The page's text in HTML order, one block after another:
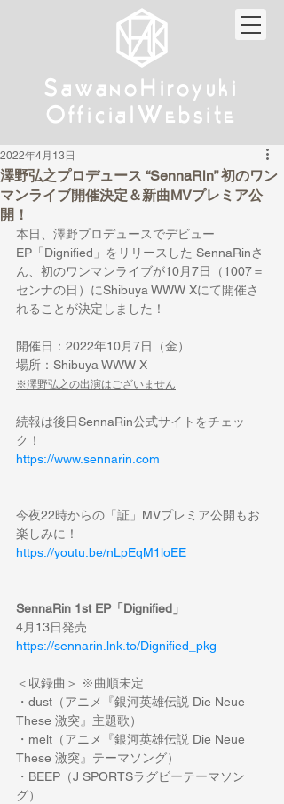
Sa wanoHiroyuki
Official W ebsite
Sa wanoHiroyuki
Official W ebsite
澤野弘之プロデュース “SennaRin” 初のワン
マンライブ開催決定＆新曲MVプレミア公
開！
2022年4月13日
本日、澤野プロデュースでデビュー
EP「Dignified」をリリースした SennaRinさ
ん、初のワンマンライブが10月7日（1007＝
センナの日）にShibuya WWW Xにて開催さ
れることが決定しました！
開催日：2022年10月7日（金）
場所：Shibuya WWW X
※澤野弘之の出演はございません
続報は後日SennaRin公式サイトをチェッ
ク！
https://www.sennarin.com
今夜22時からの「証」MVプレミア公開もお
楽しみに！
https://youtu.be/nLpEqM1loEE
SennaRin 1st EP「Dignified」
4月13日発売
https://sennarin.lnk.to/Dignified_pkg
＜収録曲＞ ※曲順未定
・dust（アニメ『銀河英雄伝説 Die Neue
These 激突』主題歌）
・melt（アニメ『銀河英雄伝説 Die Neue
These 激突』テーマソング）
・BEEP（J SPORTSラグビーテーマソン
グ）